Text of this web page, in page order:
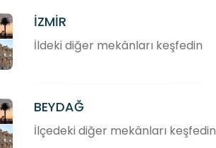
İZMİR
İldeki diğer mekânları keşfedin
BEYDAĞ
İlçedeki diğer mekânları keşfedin